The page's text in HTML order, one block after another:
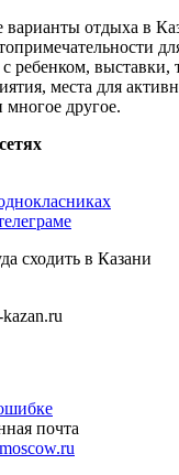
отдыха в
ребенком, выставки,
места для
многое другое.
сходить в Казани
почта